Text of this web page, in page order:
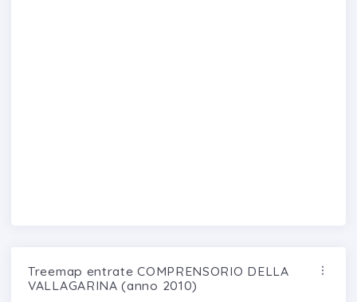
Treemap entrate COMPRENSORIO DELLA
VALLAGARINA (anno 2010)